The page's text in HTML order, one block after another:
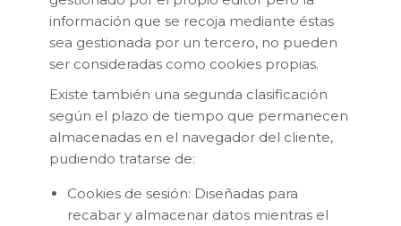
información que se recoja mediante éstas
sea gestionada por un tercero, no pueden
ser consideradas como cookies propias.
Existe también una segunda clasificación
según el plazo de tiempo que permanecen
almacenadas en el navegador del cliente,
pudiendo tratarse de:
Cookies de sesión: Diseñadas para
recabar y almacenar datos mientras el